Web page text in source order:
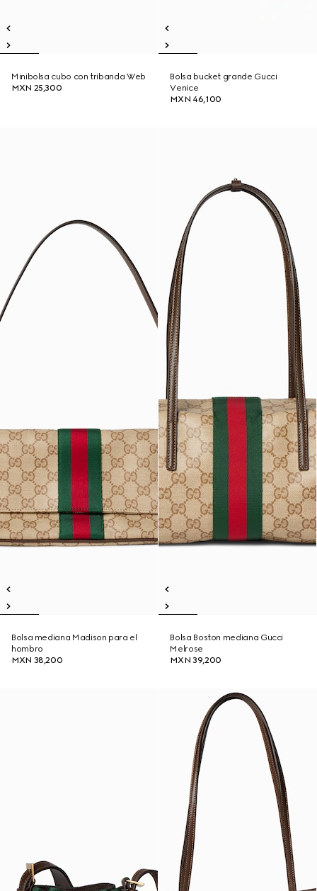
Minibolsa cubo con tribanda Web
MXN 25,300
Bolsa bucket grande Gucci
Venice
MXN 46,100
Bolsa mediana Madison para el
hombro
MXN 38,200
Bolsa Boston mediana Gucci
Melrose
MXN 39,200